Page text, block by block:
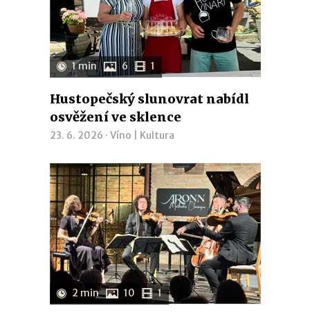
1 min 6 1
Hustopečský slunovrat nabídl
osvěžení ve sklence
23. 6. 2026 · Víno Kultura
2 min 10 1